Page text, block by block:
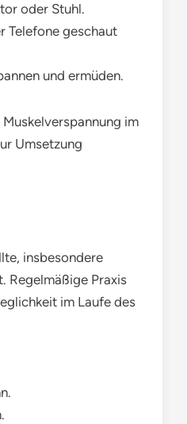
oder Stuhl.
Telefone geschaut
und ermüden.
im
Umsetzung
insbesondere
Regelmäßige Praxis
im Laufe des